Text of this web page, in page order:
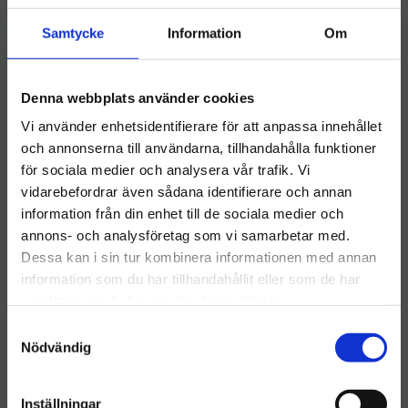
Samtycke Information Om
Denna webbplats använder cookies
Vi använder enhetsidentifierare för att anpassa innehållet
och annonserna till användarna, tillhandahålla funktioner
för sociala medier och analysera vår trafik. Vi
vidarebefordrar även sådana identifierare och annan
information från din enhet till de sociala medier och
annons- och analysföretag som vi samarbetar med.
Dessa kan i sin tur kombinera informationen med annan
information som du har tillhandahållit eller som de har
Nödvändig
Inställningar
Activa Rondell 10" Svart
​Activa Rondell 10" Svart
46kr
INFO
Activa Rondell 10" Brun
​Activa Rondell 10" Brun
46kr
INFO
Välkommen till hygieneleeds.se
Vill du handla som företag eller privatperson?
FÖRETAG